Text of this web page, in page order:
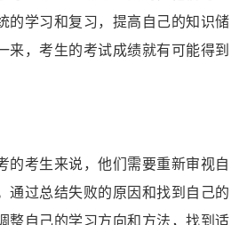
的学习和复习，提高自己的知识储
来，考生的考试成绩就有可能得到
的考生来说，他们需要重新审视自
通过总结失败的原因和找到自己的
整自己的学习方向和方法，找到适